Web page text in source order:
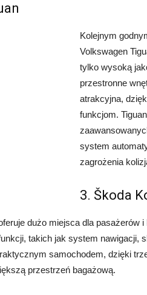
Kolejnym
Volkswagen
tylko wysoką
przestronne
atrakcyjna,
funkcjom.
system
zagrożenia
3. Škoda
dużo miejsca dla pasażerów
takich jak system nawigacji,
samochodem, dzięki
przestrzeń bagażową.